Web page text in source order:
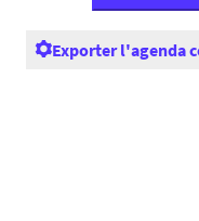
Exporter l'agenda